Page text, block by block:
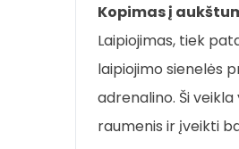
Kopimas į
Laipiojimas, tiek
laipiojimo sienelės
adrenalino. Ši
raumenis ir įveikti